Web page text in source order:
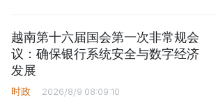
越南第十六届国会第一次非常规会
议：确保银行系统安全与数字经济
发展
时政 2026/8/9 08:09:10